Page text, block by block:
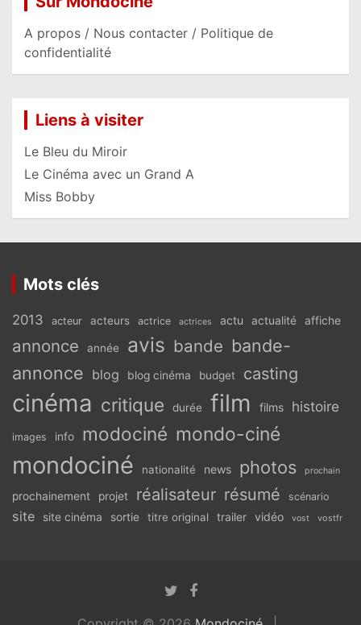
A propos / Nous contacter / Politique de
confidentialité
Liens à visiter
Le Bleu du Miroir
Le Cinéma avec un Grand A
Miss Bobby
Mots clés
2013 acteur acteurs actrice actrices actu actualité affiche
annonce année avis bande bande-
annonce blog blog cinéma budget casting
cinéma critique durée film films histoire
images info modociné mondo-ciné
mondociné nationalité news photos prochain
prochainement projet réalisateur résumé scénario
site site cinéma sortie titre original trailer vidéo vost vostfr